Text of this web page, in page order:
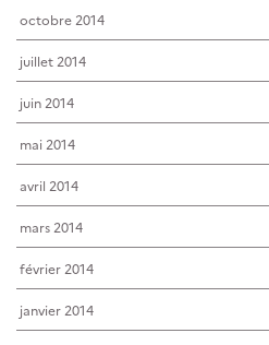
octobre 2014
juillet 2014
juin 2014
mai 2014
avril 2014
mars 2014
février 2014
janvier 2014